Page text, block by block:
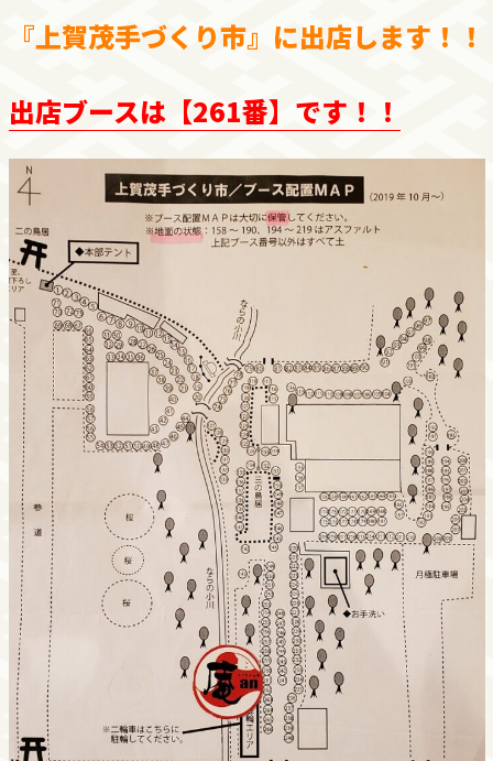
『上賀茂手づくり市』に出店します！！
出店ブースは【261番】です！！